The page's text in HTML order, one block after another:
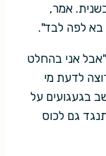
אמר,
בא לפה לבד".
אני בהחלט
לדעת מי
בגעגועים על
גם לכוס